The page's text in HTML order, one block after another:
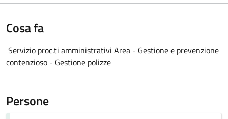
Cosa fa
Servizio proc.ti amministrativi Area - Gestione e prevenzione
contenzioso - Gestione polizze
Persone